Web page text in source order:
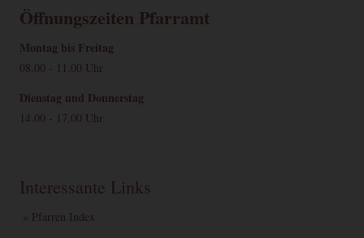
Öffnungszeiten Pfarramt
Montag bis Freitag
08.00 - 11.00 Uhr
Dienstag und Donnerstag
14.00 - 17.00 Uhr
Interessante Links
» Pfarren Index